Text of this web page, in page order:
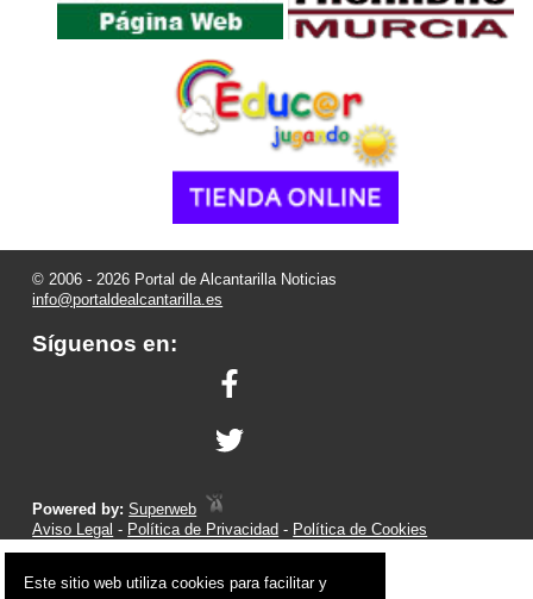
© 2006 - 2026 Portal de Alcantarilla Noticias
info@portaldealcantarilla.es
Síguenos en:
Powered by:Superweb
Aviso Legal - Política de Privacidad - Política de Cookies
Este sitio web utiliza cookies para facilitar y